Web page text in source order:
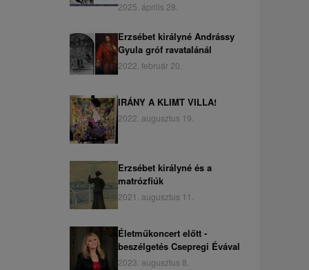
2025. április 28.
Erzsébet királyné Andrássy
Gyula gróf ravatalánál
2022. február 20.
IRÁNY A KLIMT VILLA!
2022. augusztus 19.
Erzsébet királyné és a
matrózfiúk
2021. augusztus 11.
Életműkoncert előtt -
beszélgetés Csepregi Évával
2023. augusztus 8.